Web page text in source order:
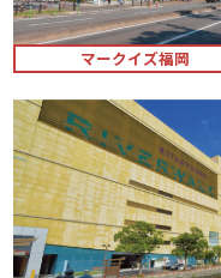
マークイズ福岡